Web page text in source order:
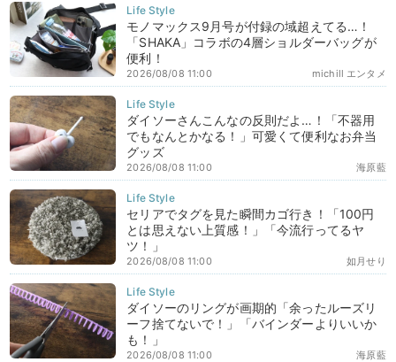
モノマックス9月号が付録の域超えてる…！
「SHAKA」コラボの4層ショルダーバッグが
便利！
michill エンタメ
2026/08/08 11:00
ダイソーさんこんなの反則だよ…！「不器用
でもなんとかなる！」可愛くて便利なお弁当
グッズ
海原藍
2026/08/08 11:00
セリアでタグを見た瞬間カゴ行き！「100円
とは思えない上質感！」「今流行ってるヤ
ツ！」
如月せり
2026/08/08 11:00
ダイソーのリングが画期的「余ったルーズリ
ーフ捨てないで！」「バインダーよりいいか
も！」
海原藍
2026/08/08 11:00